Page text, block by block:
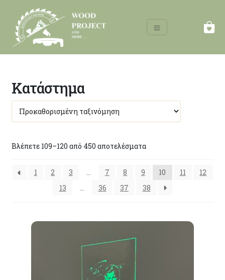
Κατάστημα
Βλέπετε 109–120 από 450 αποτελέσματα
1 2 3 … 7 8 9 10 11
12
13
36 37 38